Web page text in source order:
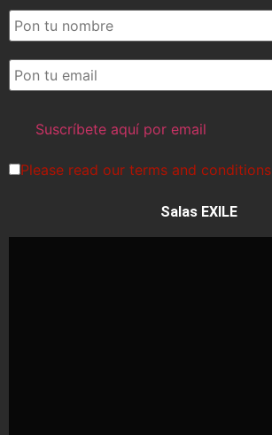
Please read our terms and conditions
Salas EXILE